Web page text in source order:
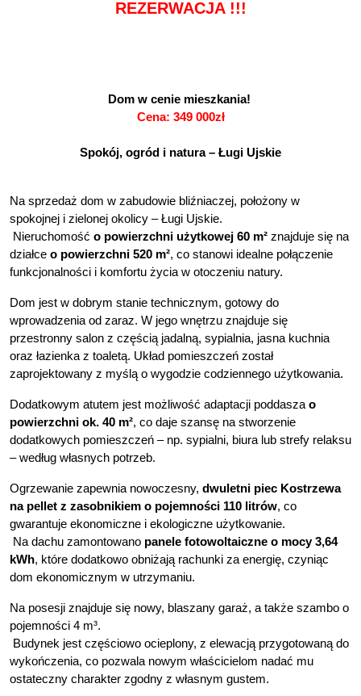
REZERWACJA !!!
Dom w cenie mieszkania!
Cena: 349 000zł
Spokój, ogród i natura – Ługi Ujskie
Na sprzedaż dom w zabudowie bliźniaczej, położony w
spokojnej i zielonej okolicy – Ługi Ujskie.
Nieruchomość o powierzchni użytkowej 60 m² znajduje się na
działce o powierzchni 520 m², co stanowi idealne połączenie
funkcjonalności i komfortu życia w otoczeniu natury.
Dom jest w dobrym stanie technicznym, gotowy do
wprowadzenia od zaraz. W jego wnętrzu znajduje się
przestronny salon z częścią jadalną, sypialnia, jasna kuchnia
oraz łazienka z toaletą. Układ pomieszczeń został
zaprojektowany z myślą o wygodzie codziennego użytkowania.
Dodatkowym atutem jest możliwość adaptacji poddasza o
powierzchni ok. 40 m², co daje szansę na stworzenie
dodatkowych pomieszczeń – np. sypialni, biura lub strefy relaksu
– według własnych potrzeb.
Ogrzewanie zapewnia nowoczesny, dwuletni piec Kostrzewa
na pellet z zasobnikiem o pojemności 110 litrów, co
gwarantuje ekonomiczne i ekologiczne użytkowanie.
Na dachu zamontowano panele fotowoltaiczne o mocy 3,64
kWh, które dodatkowo obniżają rachunki za energię, czyniąc
dom ekonomicznym w utrzymaniu.
Na posesji znajduje się nowy, blaszany garaż, a także szambo o
pojemności 4 m³.
Budynek jest częściowo ocieplony, z elewacją przygotowaną do
wykończenia, co pozwala nowym właścicielom nadać mu
ostateczny charakter zgodny z własnym gustem.